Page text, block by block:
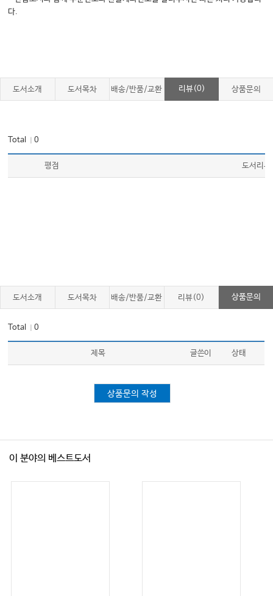
다.
도서소개 도서목차 배송/반품/교환 리뷰(0) 상품문의
Total ｜0
평점 도서리뷰
도서소개 도서목차 배송/반품/교환 리뷰(0) 상품문의
Total ｜0
제목 글쓴이 상태
상품문의 작성
이 분야의 베스트도서